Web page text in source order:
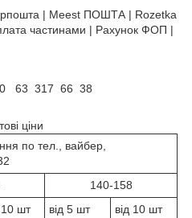
| Meest ПОШТА | Rozetka
частинами | Рахунок ФОП |
63 317 66 38
ціни
по тел., вайбер,
32
140-158
10 шт від 5 шт від 10 шт